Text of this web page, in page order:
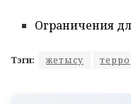
Ограничения
Тэги: жетысу